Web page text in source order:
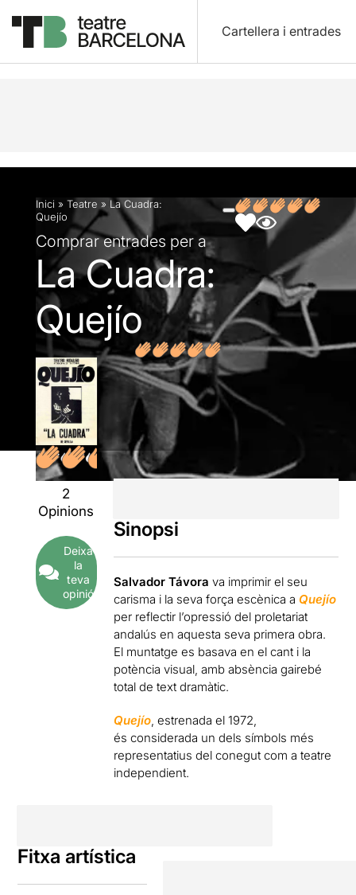
Cartellera i entrades
Descripció Fitxa artística Fotos i vídeos
Inici » Teatre » La Cuadra:
Quejío
Comprar entrades per a
La Cuadra:
Quejío
2
Opinions
Deixa
la
teva
opinió
Sinopsi
Salvador Távora va imprimir el seu
carisma i la seva força escènica aQuejío
per reflectir l’opressió del proletariat
andalús en aquesta seva primera obra.
El muntatge es basava en el cant i la
potència visual, amb absència gairebé
total de text dramàtic.
Quejío , estrenada el 1972,
és considerada un dels símbols més
representatius del conegut com a teatre
independient.
Fitxa artística